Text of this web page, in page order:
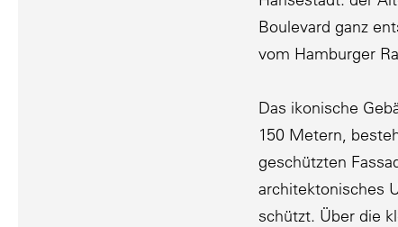
Boulevard ganz
vom Hamburger
Das ikonische
150 Metern,
ge­schützten
archi­tek­to­ni­sches
schützt. Über die